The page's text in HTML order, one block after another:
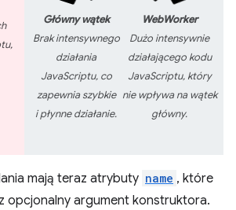
Główny wątek
Brak intensywnego
działania
JavaScriptu, co
zapewnia szybkie
i płynne działanie.
WebWorker
Dużo intensywnie
działającego kodu
JavaScriptu, który
nie wpływa na wątek
główny.
mają teraz atrybuty name , które
opcjonalny argument konstruktora.